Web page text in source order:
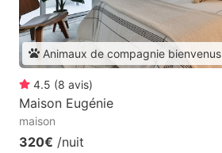
Animaux de compagnie bienvenus
4.5 (8 avis)
Maison Eugénie
maison
320€ /nuit